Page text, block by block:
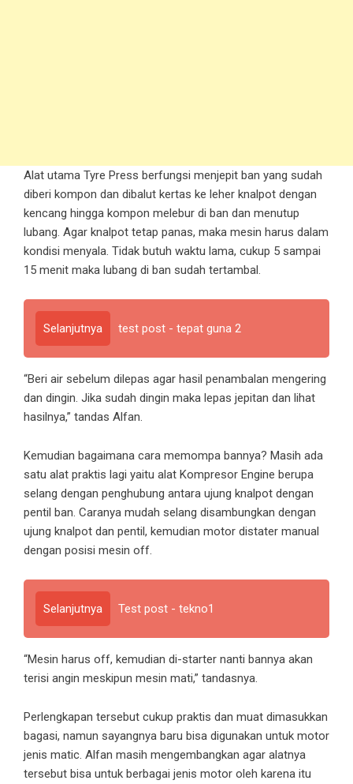
Alat utama Tyre Press berfungsi menjepit ban yang sudah
diberi kompon dan dibalut kertas ke leher knalpot dengan
kencang hingga kompon melebur di ban dan menutup
lubang. Agar knalpot tetap panas, maka mesin harus dalam
kondisi menyala. Tidak butuh waktu lama, cukup 5 sampai
15 menit maka lubang di ban sudah tertambal.
Selanjutnya test post - tepat guna 2
“Beri air sebelum dilepas agar hasil penambalan mengering
dan dingin. Jika sudah dingin maka lepas jepitan dan lihat
hasilnya,” tandas Alfan.
Kemudian bagaimana cara memompa bannya? Masih ada
satu alat praktis lagi yaitu alat Kompresor Engine berupa
selang dengan penghubung antara ujung knalpot dengan
pentil ban. Caranya mudah selang disambungkan dengan
ujung knalpot dan pentil, kemudian motor distater manual
dengan posisi mesin off.
Selanjutnya Test post - tekno1
“Mesin harus off, kemudian di-starter nanti bannya akan
terisi angin meskipun mesin mati,” tandasnya.
Perlengkapan tersebut cukup praktis dan muat dimasukkan
bagasi, namun sayangnya baru bisa digunakan untuk motor
jenis matic. Alfan masih mengembangkan agar alatnya
tersebut bisa untuk berbagai jenis motor oleh karena itu